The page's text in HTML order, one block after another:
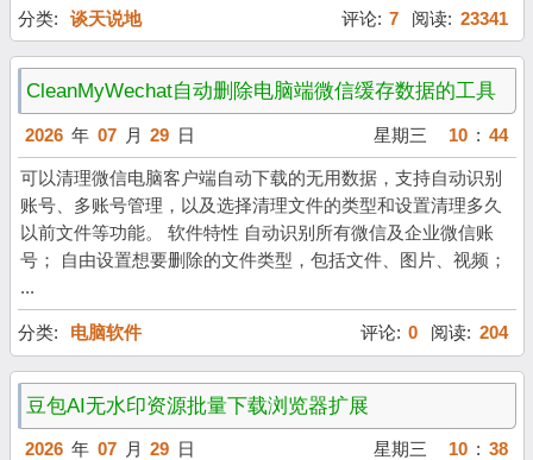
分类: 谈天说地 评论: 7 阅读: 23341
CleanMyWechat自动删除电脑端微信缓存数据的工具
2026 年 07 月 29 日 星期三 10 : 44
可以清理微信电脑客户端自动下载的无用数据，支持自动识别
账号、多账号管理，以及选择清理文件的类型和设置清理多久
以前文件等功能。 软件特性 自动识别所有微信及企业微信账
号； 自由设置想要删除的文件类型，包括文件、图片、视频；
...
分类: 电脑软件 评论: 0 阅读: 204
豆包AI无水印资源批量下载浏览器扩展
2026 年 07 月 29 日 星期三 10 : 38